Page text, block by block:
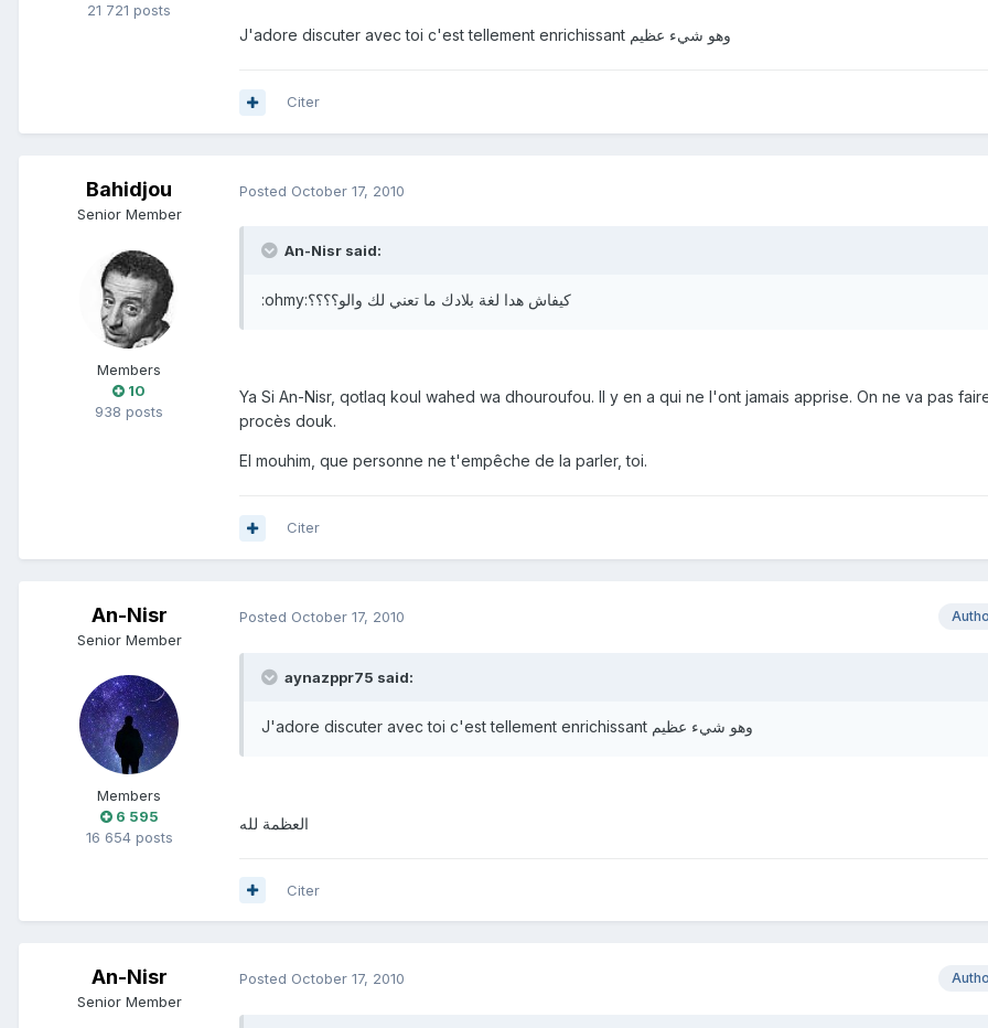
21 721 posts
J'adore discuter avec toi c'est tellement enrichissant وهو شيء عظيم
Citer
Bahidjou
Senior Member
Members
10
938 posts
Posted October 17, 2010
An-Nisr said:
:ohmy:كيفاش هدا لغة بلادك ما تعني لك والو؟؟؟؟
Ya Si An-Nisr, qotlaq koul wahed wa dhouroufou. Il y en a qui ne l'ont jamais apprise. On ne va pas
procès douk.
El mouhim, que personne ne t'empêche de la parler, toi.
Citer
An-Nisr
Senior Member
Members
6 595
16 654 posts
Posted October 17, 2010
aynazppr75 said:
J'adore discuter avec toi c'est tellement enrichissant وهو شيء عظيم
العظمة لله
Citer
An-Nisr
Senior Member
Posted October 17, 2010